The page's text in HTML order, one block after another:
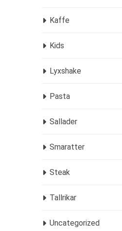
Kaffe
Kids
Lyxshake
Pasta
Sallader
Smaratter
Steak
Tallrikar
Uncategorized